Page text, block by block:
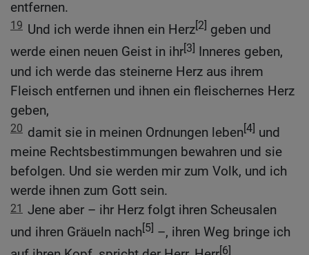
entfernen.
19 Und ich werde ihnen ein Herz[2] geben und
werde einen neuen Geist in ihr[3] Inneres geben,
und ich werde das steinerne Herz aus ihrem
Fleisch entfernen und ihnen ein fleischernes Herz
geben,
20 damit sie in meinen Ordnungen leben[4] und
meine Rechtsbestimmungen bewahren und sie
befolgen. Und sie werden mir zum Volk, und ich
werde ihnen zum Gott sein.
21 Jene aber – ihr Herz folgt ihren Scheusalen
und ihren Gräueln nach[5] –, ihren Weg bringe ich
[6]